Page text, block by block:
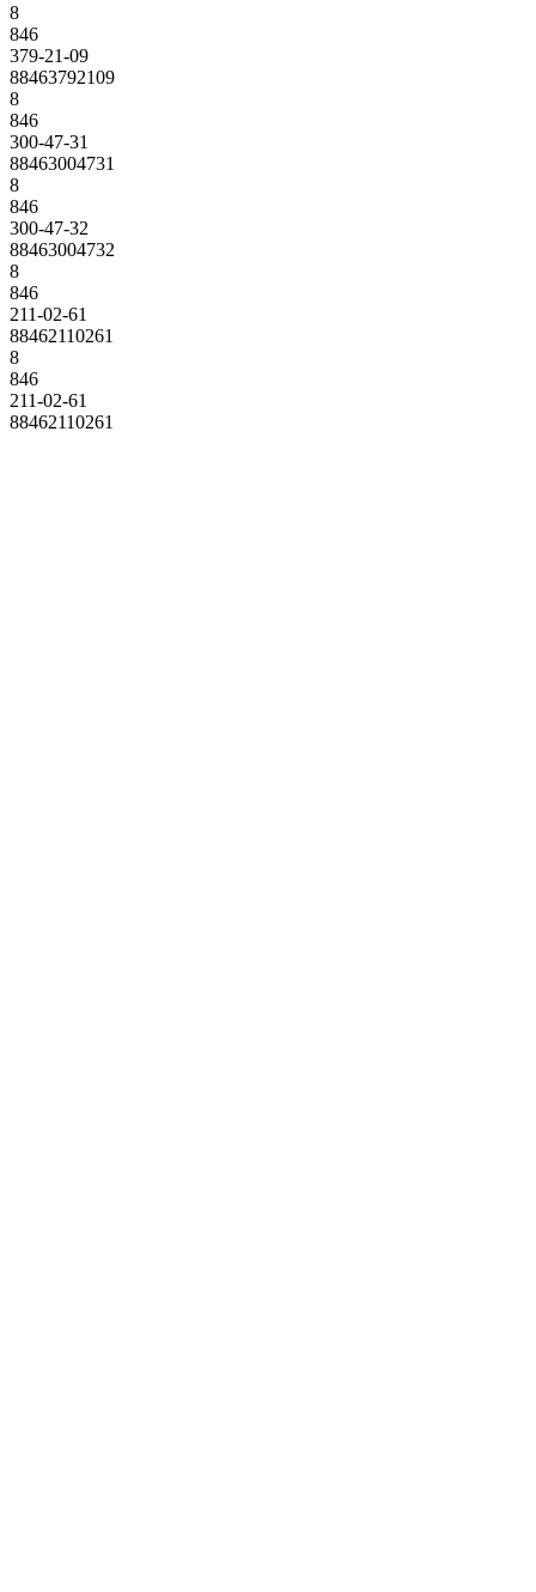
8
846
379-21-09
88463792109
8
846
300-47-31
88463004731
8
846
300-47-32
88463004732
8
846
211-02-61
88462110261
8
846
211-02-61
88462110261